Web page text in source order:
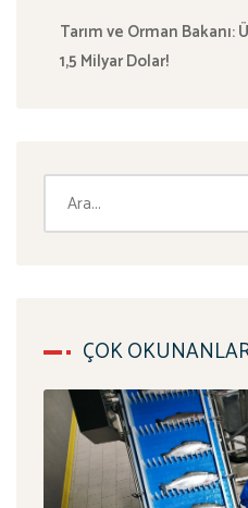
Tarım ve Orman
1,5 Milyar Dolar!
ÇOK